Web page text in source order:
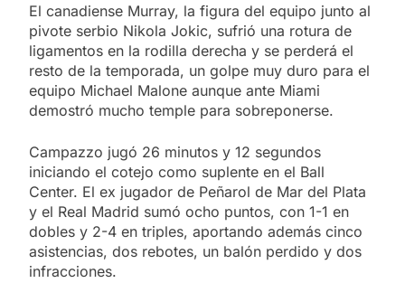
El canadiense Murray, la figura del equipo junto al
pivote serbio Nikola Jokic, sufrió una rotura de
ligamentos en la rodilla derecha y se perderá el
resto de la temporada, un golpe muy duro para el
equipo Michael Malone aunque ante Miami
demostró mucho temple para sobreponerse.
Campazzo jugó 26 minutos y 12 segundos
iniciando el cotejo como suplente en el Ball
Center. El ex jugador de Peñarol de Mar del Plata
y el Real Madrid sumó ocho puntos, con 1-1 en
dobles y 2-4 en triples, aportando además cinco
asistencias, dos rebotes, un balón perdido y dos
infracciones.